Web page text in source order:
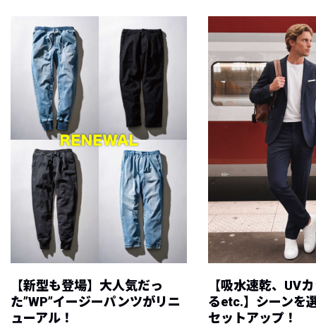
【新型も登場】大人気だっ
た”WP”イージーパンツがリニ
ューアル！
【吸水速乾、UV
るetc.】シーンを
セットアップ！